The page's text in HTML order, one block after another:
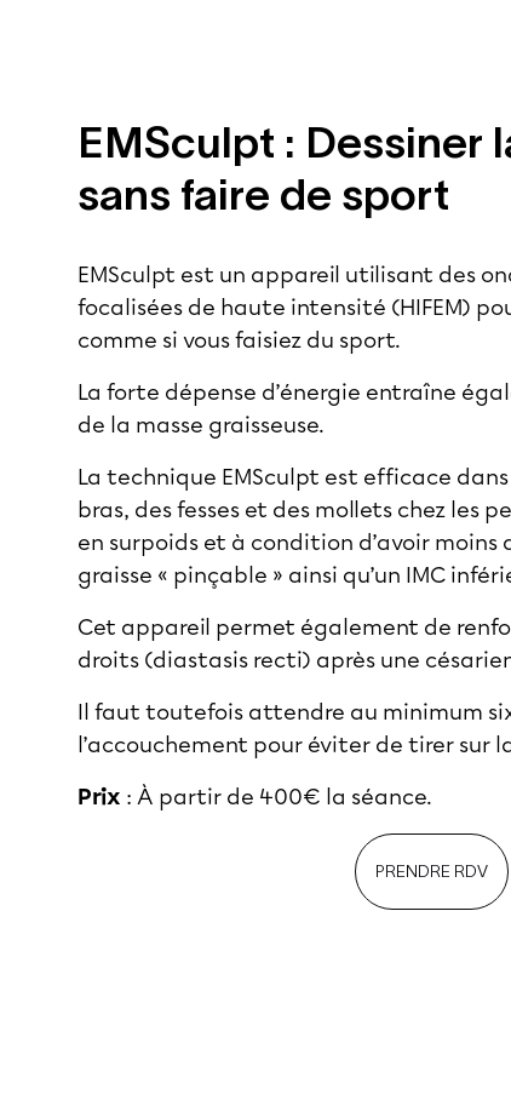
EMSculpt : Dessiner
sans faire de sport
EMSculpt est un appareil utilisant des
focalisées de haute intensité (HIFEM)
comme si vous faisiez du sport.
La forte dépense d’énergie entraîne
de la masse graisseuse.
La technique EMSculpt est efficace
bras, des fesses et des mollets chez les
en surpoids et à condition d’avoir moins
graisse « pinçable » ainsi qu’un IMC
Cet appareil permet également de
droits (diastasis recti) après une
Il faut toutefois attendre au minimum
l’accouchement pour éviter de tirer sur
Prix : À partir de 400€ la séance.
PRENDRE RDV